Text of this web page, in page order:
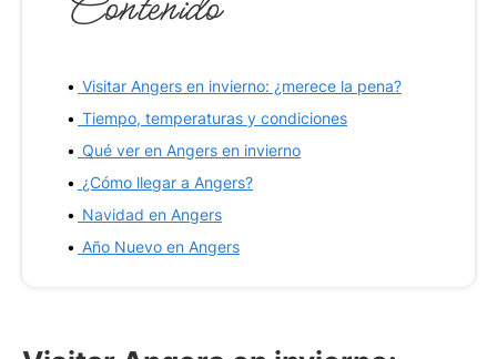
Visitar Angers en invierno: ¿merece la pena?
Tiempo, temperaturas y condiciones
Qué ver en Angers en invierno
¿Cómo llegar a Angers?
Navidad en Angers
Año Nuevo en Angers